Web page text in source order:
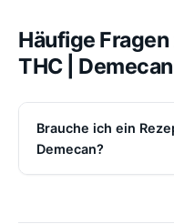
Häufige Fragen
THC | Demecan
Brauche ich ein
Demecan?